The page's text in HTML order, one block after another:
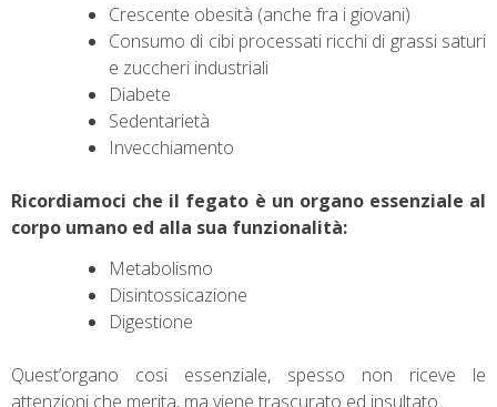
Crescente obesità (anche fra i giovani)
Consumo di cibi processati ricchi di grassi saturi
e zuccheri industriali
Diabete
Sedentarietà
Invecchiamento
Ricordiamoci che il fegato è un organo essenziale al
corpo umano ed alla sua funzionalità:
Metabolismo
Disintossicazione
Digestione
Quest’organo cosi essenziale, spesso non riceve le
attenzioni che merita, ma viene trascurato ed insultato.